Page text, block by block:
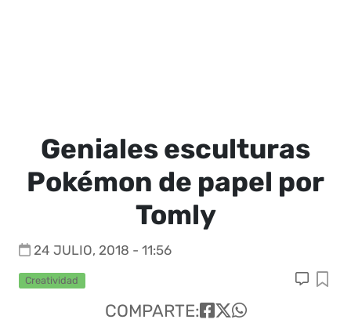
Geniales esculturas
Pokémon de papel por
Tomly
24 JULIO, 2018 - 11:56
Creatividad
COMPARTE: